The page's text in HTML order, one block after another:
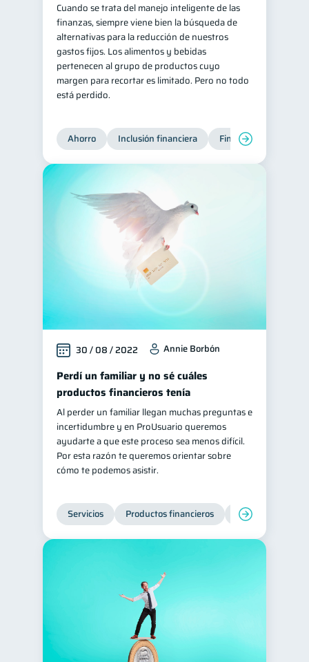
Cuando se trata del manejo inteligente de las
finanzas, siempre viene bien la búsqueda de
alternativas para la reducción de nuestros
gastos fijos. Los alimentos y bebidas
pertenecen al grupo de productos cuyo
margen para recortar es limitado. Pero no todo
está perdido.
Ahorro Inclusión financiera Finanzas para jóvenes
30 / 08 / 2022 Annie Borbón
Perdí un familiar y no sé cuáles
productos financieros tenía
Al perder un familiar llegan muchas preguntas e
incertidumbre y en ProUsuario queremos
ayudarte a que este proceso sea menos difícil.
Por esta razón te queremos orientar sobre
cómo te podemos asistir.
Servicios Productos financieros Inclusión